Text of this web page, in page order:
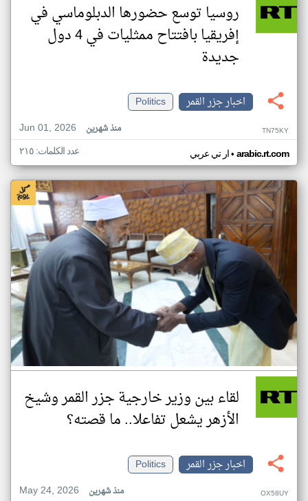
روسيا توسع حضورها الدبلوماسي في
إفريقيا بافتتاح ممثليات في 4 دول
جديدة
اخبار جزر القمر
Politics
Jun 01, 2026
منذ شهرين TN75KY
ار تي عربي• arabic.rt.com عدد الكلمات: ٢١٥
لقاء بين وزير خارجية جزر القمر وشيخ
الأزهر يشعل تفاعلا.. ما قصته؟
اخبار جزر القمر
Politics
May 24, 2026
منذ شهرين OX58UY